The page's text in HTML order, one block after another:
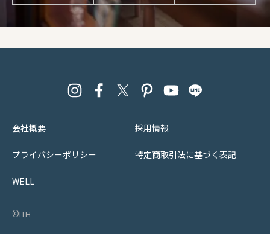
会社概要 採用情報
プライバシーポリシー 特定商取引法に基づく表記
WELL
©︎ith